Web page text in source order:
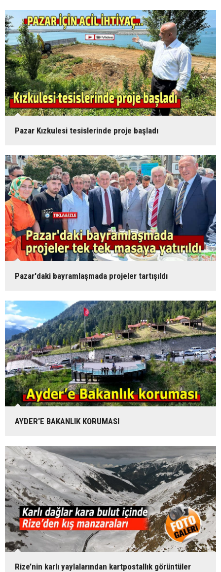
Pazar Kızkulesi tesislerinde proje başladı
Pazar'daki bayramlaşmada projeler tartışıldı
AYDER'E BAKANLIK KORUMASI
Rize’nin karlı yaylalarından kartpostallık görüntüler